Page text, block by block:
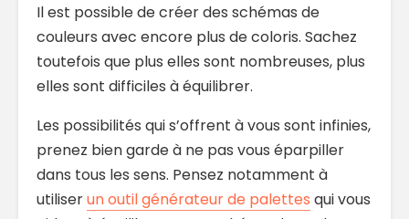
Il est possible de créer des schémas de
couleurs avec encore plus de coloris. Sachez
toutefois que plus elles sont nombreuses, plus
elles sont difficiles à équilibrer.
Les possibilités qui s’offrent à vous sont infinies,
prenez bien garde à ne pas vous éparpiller
dans tous les sens. Pensez notamment à
utiliserun outil générateur de palettes qui vous